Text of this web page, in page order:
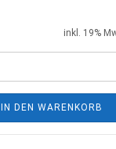
inkl. 19%
IN DEN WARENKORB